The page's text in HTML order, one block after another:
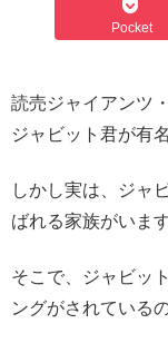
Pocket
読売ジャイアンツ
ジャビット君が有
しかし実は、ジャ
ばれる家族がいます
そこで、ジャビッ
ングがされている